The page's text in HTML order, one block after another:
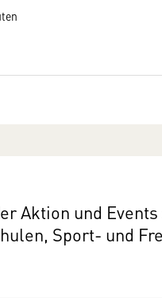
Aktion und
Sport- und